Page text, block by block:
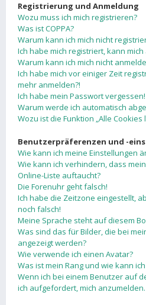
Registrierung und Anmeldung
Wozu muss ich mich registrieren?
Was ist COPPA?
Warum kann ich mich nicht
Ich habe mich registriert, kann
Warum kann ich mich nicht
Ich habe mich vor einiger Zeit
mehr anmelden?!
Ich habe mein Passwort vergessen!
Warum werde ich automatisch
Wozu ist die Funktion „Alle Cookies
Benutzerpräferenzen und -
Wie kann ich meine Einstellungen
Wie kann ich verhindern, dass
Online-Liste auftaucht?
Die Forenuhr geht falsch!
Ich habe die Zeitzone eingestellt,
noch falsch!
Meine Sprache steht auf diesem
Was sind das für Bilder, die bei
angezeigt werden?
Wie verwende ich einen Avatar?
Was ist mein Rang und wie kann
Wenn ich bei einem Benutzer auf
ich aufgefordert, mich anzumelden.